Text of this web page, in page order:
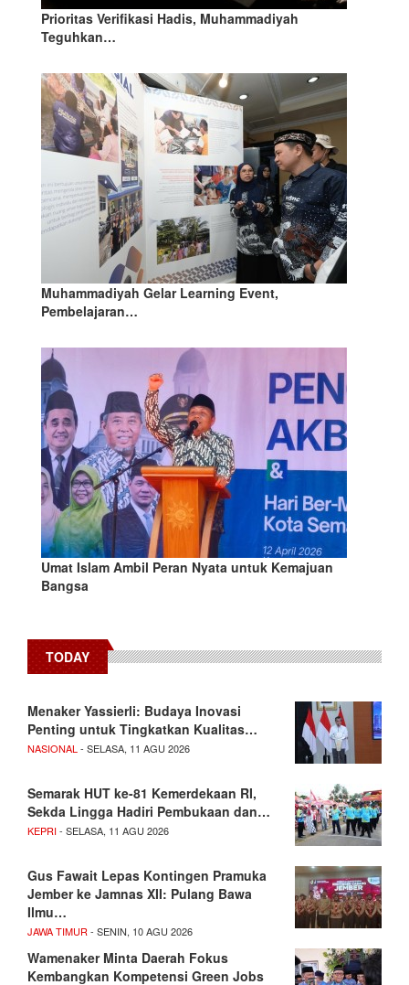
Prioritas Verifikasi Hadis, Muhammadiyah
Teguhkan…
Muhammadiyah Gelar Learning Event,
Pembelajaran…
Umat Islam Ambil Peran Nyata untuk Kemajuan
Bangsa
TODAY
Menaker Yassierli: Budaya Inovasi
Penting untuk Tingkatkan Kualitas…
NASIONAL- SELASA, 11 AGU 2026
Semarak HUT ke-81 Kemerdekaan RI,
Sekda Lingga Hadiri Pembukaan dan…
KEPRI- SELASA, 11 AGU 2026
Gus Fawait Lepas Kontingen Pramuka
Jember ke Jamnas XII: Pulang Bawa
Ilmu…
JAWA TIMUR- SENIN, 10 AGU 2026
Wamenaker Minta Daerah Fokus
Kembangkan Kompetensi Green Jobs